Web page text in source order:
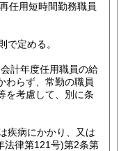
任用短時間勤務職員
で定める。
計年度任用職員の給
わらず、常勤の職員
を考慮して、別に条
疾病にかかり、又は
法律第121号)第2条第